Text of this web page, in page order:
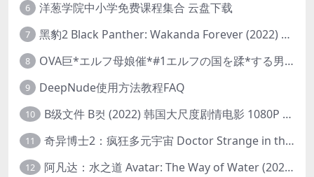
6 洋葱学院中小学免费课程集合 云盘下载
7 黑豹2 Black Panther: Wakanda Forever (2022) 高清版
8 OVA巨*エルフ母娘催*#1エルフの国を蹂*する男。汚された女王と姫
9 DeepNude使用方法教程FAQ
10 B级文件 B컷 (2022) 韩国大尺度剧情电影 1080P 中字
11 奇异博士2：疯狂多元宇宙 Doctor Strange in the Multiverse of Madness (2022) 高清版1080p
12 阿凡达：水之道 Avatar: The Way of Water (2022) 1080p 2k 4k 中文字幕